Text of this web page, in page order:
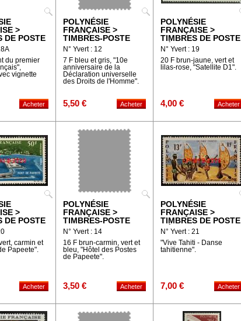
>
DE POSTE
du premier
vignette
POLYNÉSIE
FRANÇAISE >
TIMBRES-POSTE
N° Yvert : 12
7 F bleu et gris, "10e
anniversaire de la
Déclaration universelle
des Droits de l'Homme".
5,50 €
POLYNÉSIE
FRANÇAISE >
TIMBRES DE POSTE
AÉRIENNE
N° Yvert : 19
20 F brun-jaune, vert et
lilas-rose, "Satellite D1".
4,00 €
>
DE POSTE
carmin et
Papeete".
POLYNÉSIE
FRANÇAISE >
TIMBRES-POSTE
N° Yvert : 14
16 F brun-carmin, vert et
bleu, "Hôtel des Postes
de Papeete".
3,50 €
POLYNÉSIE
FRANÇAISE >
TIMBRES DE POSTE
AÉRIENNE
N° Yvert : 21
"Vive Tahiti - Danse
tahitienne".
7,00 €